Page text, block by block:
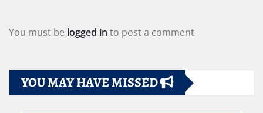
You must be logged in to post a comment
YOU MAY HAVE MISSED